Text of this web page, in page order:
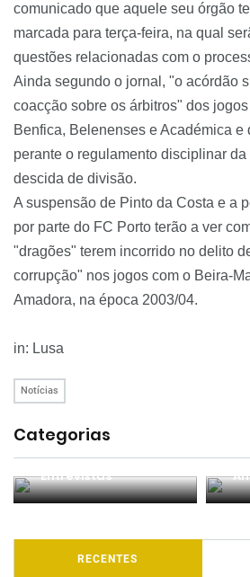
comunicado que aquele seu órgão
marcada para terça-feira, na qual
questões relacionadas com o
Ainda segundo o jornal, "o acórdão
coacção sobre os árbitros" dos
Benfica, Belenenses e Académica e
perante o regulamento disciplinar
descida de divisão.
A suspensão de Pinto da Costa e a
por parte do FC Porto terão a ver
"dragões" terem incorrido no delito
corrupção" nos jogos com o Beira-
Amadora, na época 2003/04.
in: Lusa
Notícias
Categorias
Entrevistas
RECENTES